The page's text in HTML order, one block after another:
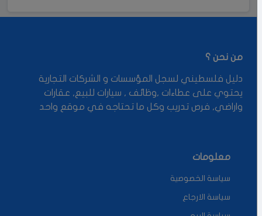
من نحن ؟
دليل فلسطيني لسجل المؤسسات و الشركات التجارية
يحتوي على عطاءات ,وظائف , سيارات للبيع, عقارات
واراضي, فرص تدريب وكل ما تحتاجه في موقع واحد
معلومات
سياسة الخصوصية
سياسة الارجاع